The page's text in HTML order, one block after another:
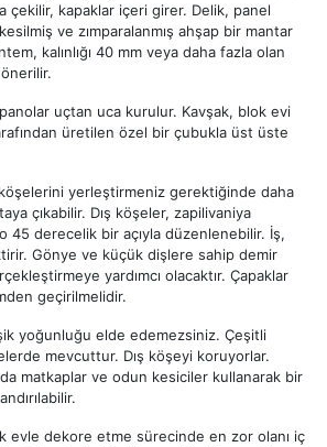
çekilir, kapaklar içeri girer. Delik, panel
ve zımparalanmış ahşap bir mantar
kalınlığı 40 mm veya daha fazla olan
uçtan uca kurulur. Kavşak, blok evi
üretilen özel bir çubukla üst üste
yerleştirmeniz gerektiğinde daha
çıkabilir. Dış köşeler, zapilivaniya
45 derecelik bir açıyla düzenlenebilir. İş,
Gönye ve küçük dişlere sahip demir
yardımcı olacaktır. Çapaklar
geçirilmelidir.
yoğunluğu elde edemezsiniz. Çeşitli
mevcuttur. Dış köşeyi koruyorlar.
matkaplar ve odun kesiciler kullanarak bir
evle dekore etme sürecinde en zor olanı iç